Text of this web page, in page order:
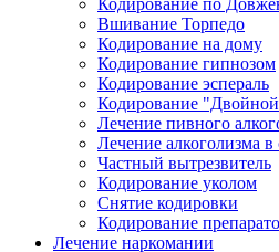
Кодирование по
Вшивание Торпедо
Кодирование на дому
Кодирование гипнозом
Кодирование эспераль
Кодирование
Лечение пивного
Лечение алкоголизма в
Частный вытрезвитель
Кодирование уколом
Снятие кодировки
Кодирование
Лечение наркомании